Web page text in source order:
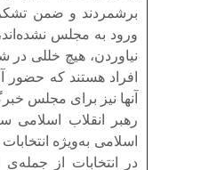
برشمردند و ضمن
ورود به مجلس
نیاوردن، هیچ خللی در
افراد هستند که
آنها نیز برای مجلس
رهبر انقلاب
اسلامی به‌ویژه
در انتخابات از